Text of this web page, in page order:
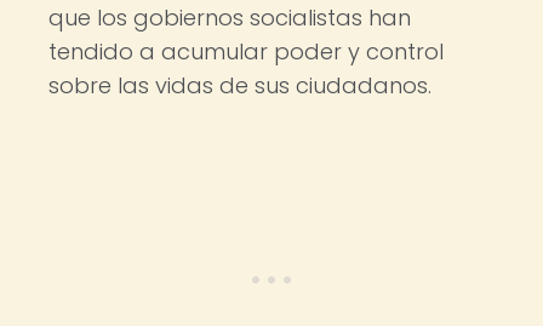
que los gobiernos socialistas han
tendido a acumular poder y control
sobre las vidas de sus ciudadanos.